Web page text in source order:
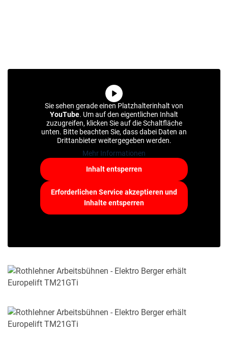
Sie sehen gerade einen Platzhalterinhalt von
YouTube. Um auf den eigentlichen Inhalt
zuzugreifen, klicken Sie auf die Schaltfläche
unten. Bitte beachten Sie, dass dabei Daten an
Drittanbieter weitergegeben werden.
Mehr Informationen
Inhalt entsperren
Erforderlichen Service akzeptieren und
Inhalte entsperren